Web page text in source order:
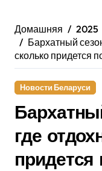
Домашняя 2025
Бархатный
сколько придется
Новости Беларуси
где
придется